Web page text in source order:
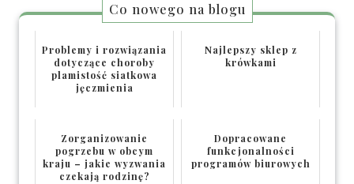
Co nowego na blogu
Problemy i rozwiązania
dotyczące choroby
plamistość siatkowa
jęczmienia
Najlepszy sklep z
krówkami
Zorganizowanie
pogrzebu w obcym
kraju – jakie wyzwania
czekają rodzinę?
Dopracowane
funkcjonalności
programów biurowych